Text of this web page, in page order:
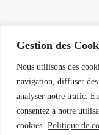
Gestion des
Nous utilisons des
navigation, diffuser
analyser notre trafic.
consentez à notre
cookies. Politique de
Accueil